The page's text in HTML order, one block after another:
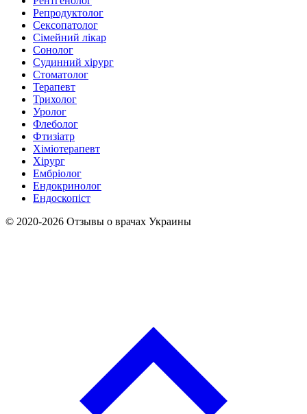
Репродуктолог
Сексопатолог
Сімейний лікар
Сонолог
Судинний хірург
Стоматолог
Терапевт
Трихолог
Уролог
Флеболог
Фтизіатр
Хіміотерапевт
Хірург
Ембріолог
Ендокринолог
Ендоскопіст
© 2020-2026 Отзывы о врачах Украины